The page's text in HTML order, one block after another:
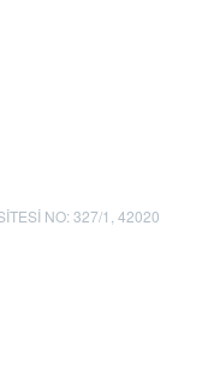
NO: 327/1, 42020